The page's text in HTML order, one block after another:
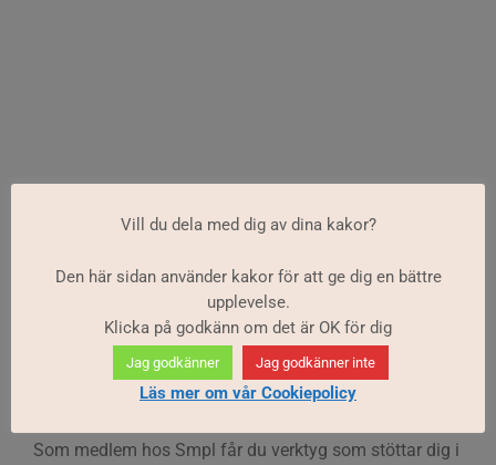
och verktyg som hjälper dig i rensningen och att skapa
för att se checklistor och verktyg nedan.
Vill du bli medlem?
Som medlem hos Smpl får du verktyg som stöttar dig i
Vill du dela med dig av dina kakor?
Den här sidan använder kakor för att ge dig en bättre
upplevelse.
Klicka på godkänn om det är OK för dig
Jag godkänner Jag godkänner inte
Läs mer om vår Cookiepolicy